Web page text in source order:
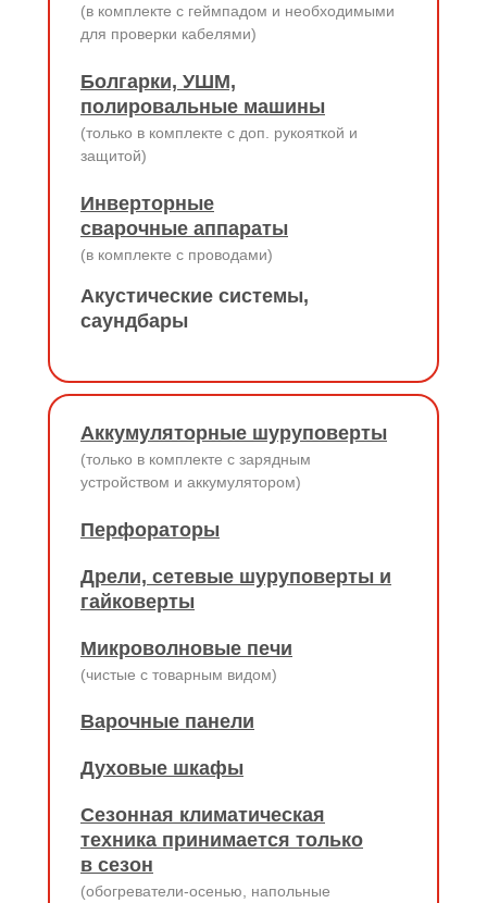
Инверторные
сварочные аппараты
Перфораторы
Аккумуляторные шуруповерты
Дрели, сетевые шуруповерты и
гайковерты
Микроволновые печи
Варочные панели
Духовые шкафы
Сезонная климатическая
техника принимается только
в сезон
Акустические системы,
саундбары
(только в комплекте с доп. рукояткой и
защитой)
(в комплекте с проводами)
(только в комплекте с зарядным
устройством и аккумулятором)
(чистые с товарным видом)
(обогреватели-осенью, напольные
(в комплекте с геймпадом и необходимыми
для проверки кабелями)
Болгарки, УШМ,
полировальные машины